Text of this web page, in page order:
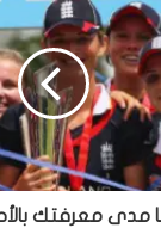
مدى معرفتك